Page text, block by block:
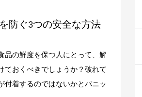
防ぐ3つの安全な方法
品の鮮度を保つ人にとって、解
ておくべきでしょうか？破れて
付着するのではないかとパニッ